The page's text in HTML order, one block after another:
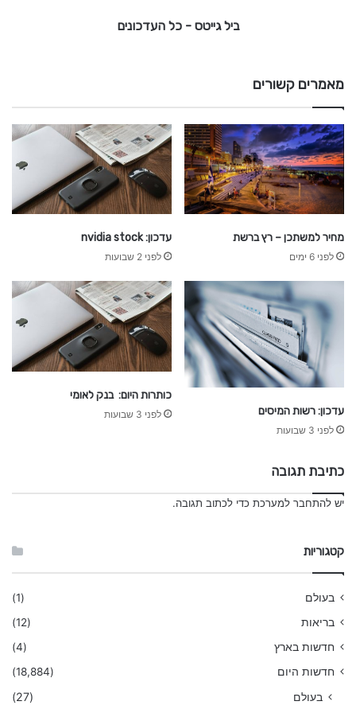
ע
ד
כ
ו
נ
י
ם
ביל גייטס - כל העדכונים
מאמרים קשורים
מחיר למשתכן – רץ ברשת
לפני 6 ימים
עדכון: nvidia stock
לפני 2 שבועות
עדכון: רשות המיסים
לפני 3 שבועות
כותרות היום: בנק לאומי
לפני 3 שבועות
כתיבת תגובה
יש להתחבר למערכת כדי לכתוב תגובה.
קטגוריות
בעולם
(1)
בריאות
(12)
חדשות בארץ
(4)
חדשות היום
(18,884)
בעולם (27)